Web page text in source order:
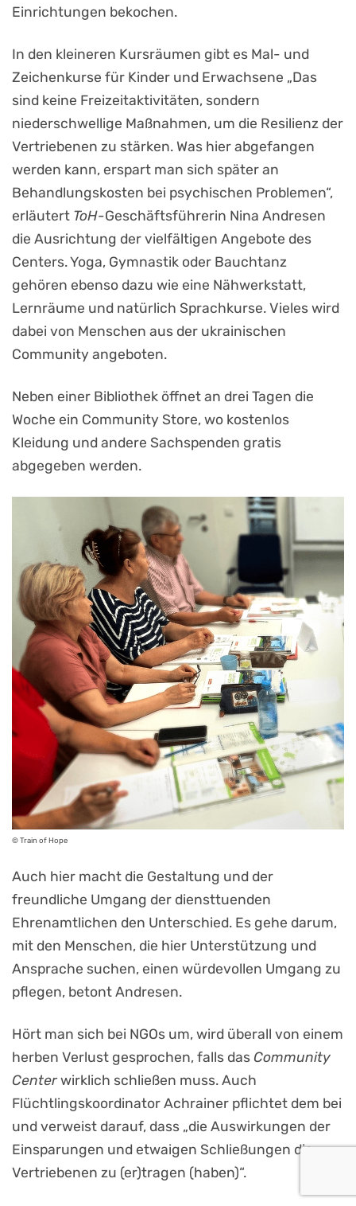
Einrichtungen bekochen.
In den kleineren Kursräumen gibt es Mal- und
Zeichenkurse für Kinder und Erwachsene „Das
sind keine Freizeitaktivitäten, sondern
niederschwellige Maßnahmen, um die Resilienz der
Vertriebenen zu stärken. Was hier abgefangen
werden kann, erspart man sich später an
Behandlungskosten bei psychischen Problemen“,
erläutert ToH-Geschäftsführerin Nina Andresen
die Ausrichtung der vielfältigen Angebote des
Centers. Yoga, Gymnastik oder Bauchtanz
gehören ebenso dazu wie eine Nähwerkstatt,
Lernräume und natürlich Sprachkurse. Vieles wird
dabei von Menschen aus der ukrainischen
Community angeboten.
Neben einer Bibliothek öffnet an drei Tagen die
Woche ein Community Store, wo kostenlos
Kleidung und andere Sachspenden gratis
abgegeben werden.
© Train of Hope
Auch hier macht die Gestaltung und der
freundliche Umgang der diensttuenden
Ehrenamtlichen den Unterschied. Es gehe darum,
mit den Menschen, die hier Unterstützung und
Ansprache suchen, einen würdevollen Umgang zu
pflegen, betont Andresen.
Hört man sich bei NGOs um, wird überall von einem
herben Verlust gesprochen, falls das Community
Centerwirklich schließen muss. Auch
Flüchtlingskoordinator Achrainer pflichtet dem bei
und verweist darauf, dass „die Auswirkungen der
Einsparungen und etwaigen Schließungen die
Vertriebenen zu (er)tragen (haben)“.